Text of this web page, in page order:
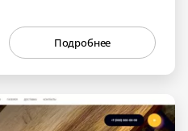
Подробнее